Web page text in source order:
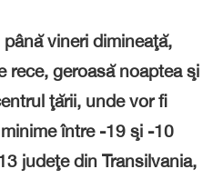
vineri dimineaţă,
rece, geroasă noaptea şi
ţării, unde vor fi
între -19 şi -10
judeţe din Transilvania,